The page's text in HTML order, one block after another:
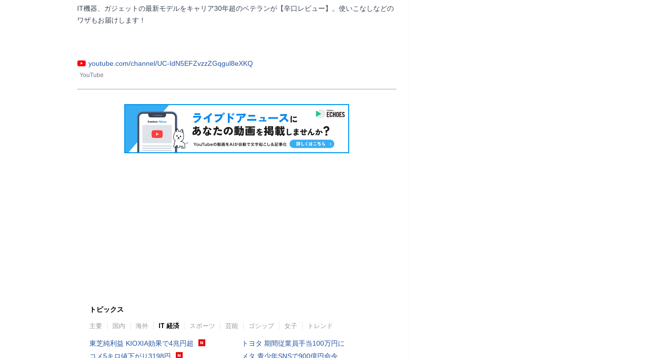
IT機器、ガジェットの最新モデルをキャリア30年超のベテランが【辛口レビュー】。使いこなしなどの
ワザもお届けします！
youtube.com/channel/UC-IdN5EFZvzzZGqgul8eXKQ
YouTube
トピックス
主要 国内 海外 IT 経済 スポーツ 芸能 ゴシップ 女子 トレンド
東芝純利益 KIOXIA効果で4兆円超
コメ5キロ値下がり3198円
トヨタ 期間従業員手当100万円に
メタ 青少年SNSで900億円命令